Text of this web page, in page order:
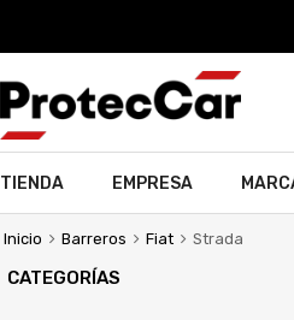
TIENDA EMPRESA
Inicio Barreros Fiat Strada
CATEGORÍAS